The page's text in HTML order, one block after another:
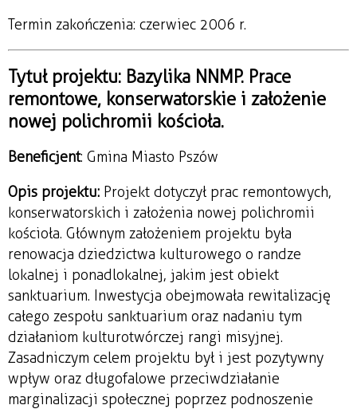
Termin zakończenia: czerwiec 2006 r.
Tytuł projektu: Bazylika NNMP. Prace
remontowe, konserwatorskie i założenie
nowej polichromii kościoła.
Beneficjent: Gmina Miasto Pszów
Opis projektu: Projekt dotyczył prac remontowych,
konserwatorskich i założenia nowej polichromii
kościoła. Głównym założeniem projektu była
renowacja dziedzictwa kulturowego o randze
lokalnej i ponadlokalnej, jakim jest obiekt
sanktuarium. Inwestycja obejmowała rewitalizację
całego zespołu sanktuarium oraz nadaniu tym
działaniom kulturotwórczej rangi misyjnej.
Zasadniczym celem projektu był i jest pozytywny
wpływ oraz długofalowe przeciwdziałanie
marginalizacji społecznej poprzez podnoszenie